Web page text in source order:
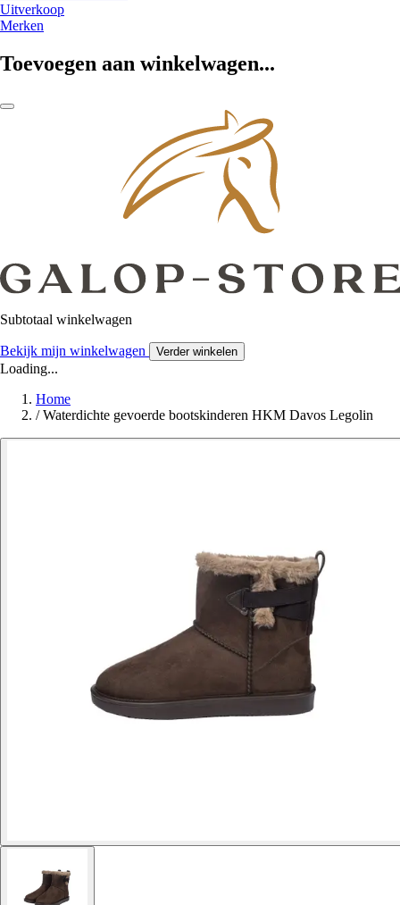
Uitverkoop
Merken
Toevoegen aan winkelwagen...
Subtotaal winkelwagen
Bekijk mijn winkelwagen Verder winkelen
Loading...
Home
/ Waterdichte gevoerde bootskinderen HKM Davos Legolin